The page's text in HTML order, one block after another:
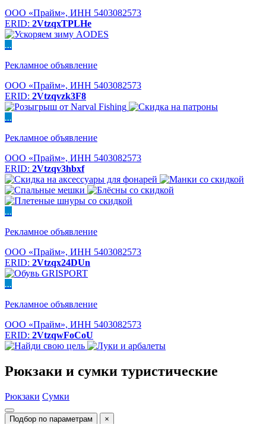
ООО «Прайм», ИНН 5403082573
ERID: 2VtzqxTPLHe
...
Рекламное объявление
ООО «Прайм», ИНН 5403082573
ERID: 2Vtzqvzk3F8
...
Рекламное объявление
ООО «Прайм», ИНН 5403082573
ERID: 2Vtzqv3hbxf
...
Рекламное объявление
ООО «Прайм», ИНН 5403082573
ERID: 2Vtzqx24DUn
...
Рекламное объявление
ООО «Прайм», ИНН 5403082573
ERID: 2VtzqwFoCoU
Рюкзаки и сумки туристические
Рюкзаки Сумки
Подбор по параметрам ×